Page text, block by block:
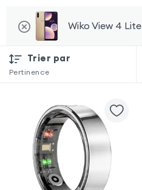
Wiko View 4 Lite
Trier par
Pertinence